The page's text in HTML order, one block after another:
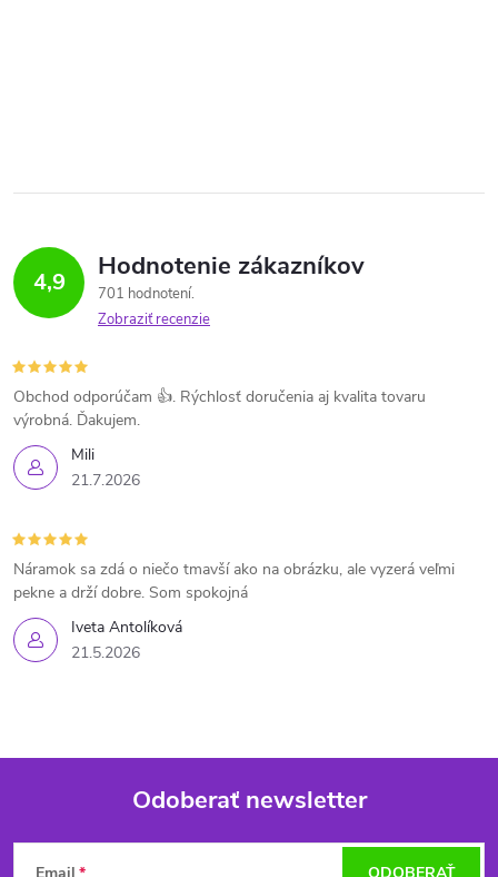
4,9 Hodnotenie zákazníkov
701 hodnotení
Zobraziť recenzie
Mili
21.7.2026
Obchod odporúčam 👍. Rýchlosť doručenia aj kvalita tovaru
výrobná. Ďakujem.
Iveta Antolíková
21.5.2026
Náramok sa zdá o niečo tmavší ako na obrázku, ale vyzerá veľmi
pekne a drží dobre. Som spokojná
Z
Odoberať newsletter